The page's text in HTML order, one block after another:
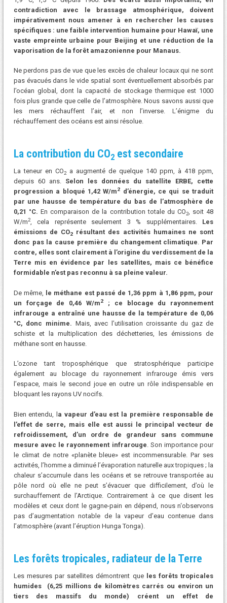
contradiction avec le brassage atmosphérique, doivent
impérativement nous amener à en rechercher les causes
spécifiques : une faible intervention humaine pour Hawaï, une
vaste empreinte urbaine pour Beijing et une réduction de la
vaporisation de la forêt amazonienne pour Manaus.
Ne perdons pas de vue que les excès de chaleur locaux qui ne sont
pas évacués dans le vide spatial sont éventuellement absorbés par
l’océan global, dont la capacité de stockage thermique est 1000
fois plus grande que celle de l’atmosphère. Nous savons aussi que
les mers réchauffent l’air, et non l’inverse. L’énigme du
réchauffement des océans est ainsi résolue.
La contribution du CO2est secondaire
La teneur en CO2a augmenté de quelque 140 ppm, à 418 ppm,
depuis 60 ans. Selon les données du satellite ERBE, cette
progression a bloqué 1,42 W/m2
d’énergie, ce qui se traduit
par une hausse de température du bas de l’atmosphère de
0,21 °C. En comparaison de la contribution totale du CO2, soit 48
W/m2, cela représente seulement 3 % supplémentaires. Les
émissions de CO2
résultant des activités humaines ne sont
donc pas la cause première du changement climatique. Par
contre, elles sont clairement à l’origine du verdissement de la
Terre mis en évidence par les satellites, mais ce bénéfice
formidable n’est pas reconnu à sa pleine valeur.
De même, le méthane est passé de 1,36 ppm à 1,86 ppm, pour
un forçage de 0,46 W/m2
; ce blocage du rayonnement
infrarouge a entraîné une hausse de la température de 0,06
°C, donc minime. Mais, avec l’utilisation croissante du gaz de
schiste et la multiplication des déchetteries, les émissions de
méthane sont en hausse.
L’ozone tant troposphérique que stratosphérique participe
également au blocage du rayonnement infrarouge émis vers
l’espace, mais le second joue en outre un rôle indispensable en
bloquant les rayons UV nocifs.
Bien entendu, la vapeur d’eau est la première responsable de
l’effet de serre, mais elle est aussi le principal vecteur de
refroidissement, d’un ordre de grandeur sans commune
mesure avec le rayonnement infrarouge . Son importance pour
le climat de notre «planète bleue» est incommensurable. Par ses
activités, l’homme a diminué l’évaporation naturelle aux tropiques ; la
chaleur s’accumule dans les océans et se retrouve transportée au
pôle nord où elle ne peut s’évacuer que difficilement, d’où le
surchauffement de l’Arctique. Contrairement à ce que disent les
modèles et ceux dont le gagne-pain en dépend, nous n‘observons
pas d’augmentation notable de la vapeur d’eau contenue dans
l’atmosphère (avant l’éruption Hunga Tonga).
Les forêts tropicales, radiateur de la Terre
Les mesures par satellites démontrent que les forêts tropicales
humides (6,25 millions de kilomètres carrés ou environ un
tiers des massifs du monde) créent un effet de